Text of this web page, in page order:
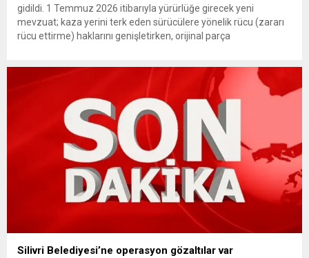
gidildi. 1 Temmuz 2026 itibarıyla yürürlüğe girecek yeni
mevzuat; kaza yerini terk eden sürücülere yönelik rücu (zararı
rücu ettirme) haklarını genişletirken, orijinal parça
getiriyor. Hazine Müsteşarlığına bağlı ilgili kurumlarca...
Silivri Belediyesi’ne operasyon gözaltılar var